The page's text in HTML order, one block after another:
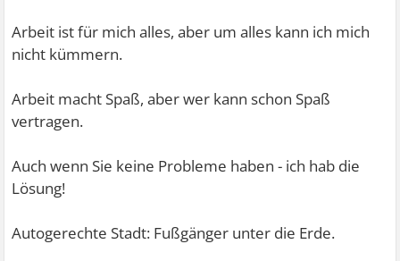
Arbeit ist für mich alles, aber um alles kann ich mich
nicht kümmern.
Arbeit macht Spaß, aber wer kann schon Spaß
vertragen.
Auch wenn Sie keine Probleme haben - ich hab die
Lösung!
Autogerechte Stadt: Fußgänger unter die Erde.